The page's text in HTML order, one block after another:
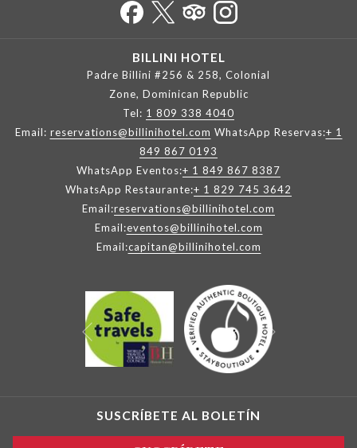
BILLINI HOTEL
Padre Billini #256 & 258, Colonial
Zone, Dominican Republic
Tel: 1 809 338 4040
Email: reservations@billinihotel.com WhatsApp Reservas:+ 1
849 867 0193
WhatsApp Eventos:+ 1 849 867 8387
WhatsApp Restaurante:+ 1 829 745 3642
Email:reservations@billinihotel.com
Email:eventos@billinihotel.com
Email:capitan@billinihotel.com
Anterior
SUSCRÍBETE AL BOLETÍN